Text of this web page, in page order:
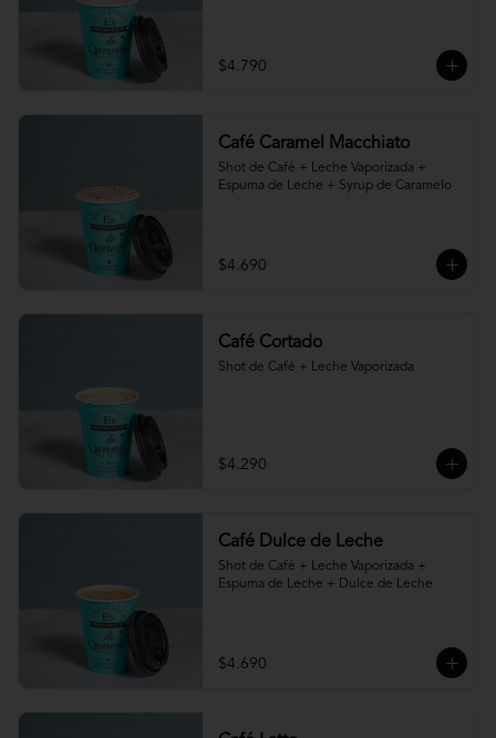
$4.790
Café Caramel Macchiato
Shot de Café + Leche Vaporizada +
Espuma de Leche + Syrup de Caramelo
$4.690
Café Cortado
Shot de Café + Leche Vaporizada
$4.290
Café Dulce de Leche
Shot de Café + Leche Vaporizada +
Espuma de Leche + Dulce de Leche
$4.690